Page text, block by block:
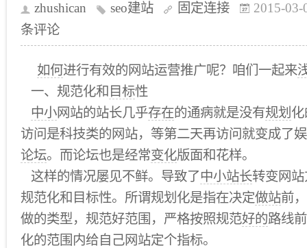
zhushican seo建站 固定连接
2015-03-
条评论
如何进行有效的网站运营推广呢？咱们一起来
一、规范化和 目标性
中小网站的站长几乎存在的通病就是没有规划
访问是科技类的网站，等第二天再访问就变成了
论坛。而论坛也是经常变化版面和花样。
这样的情况屡见不鲜。导致了中小站长转变网
规范化和目标性。所谓规划化是指在决定做站前
做的类型，规范好范围，严格按照规范好的路线
化的范围内给自己网站定个指标。